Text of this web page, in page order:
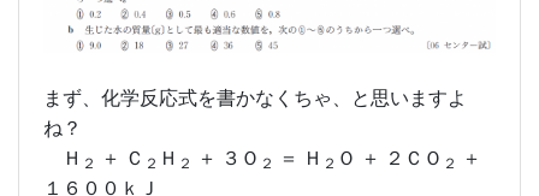
まず、化学反応式を書かなくちゃ、と思いますよ
ね？
Ｈ ２ ＋ Ｃ ２ Ｈ ２ ＋ ３Ｏ ２ ＝ Ｈ ２ Ｏ ＋ ２ＣＯ ２
＋
１６００ｋＪ